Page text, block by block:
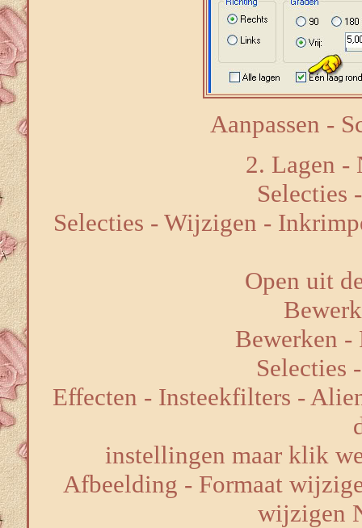
Aanpassen -
2. Lagen -
Selecties
Selecties - Wijzigen -
Open uit
Bewerken -
Selecties
Effecten - Insteekfilters -
instellingen maar klik
Afbeelding - Formaat
wijzigen